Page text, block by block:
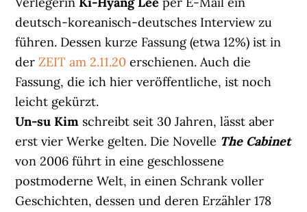
deutsch-koreanisch-deutsches Interview zu
führen. Dessen kurze Fassung (etwa 12%) ist in
derZEIT am 2.11.20 erschienen. Auch die
Fassung, die ich hier veröffentliche, ist noch
leicht gekürzt.
Un-su Kim schreibt seit 30 Jahren, lässt aber
erst vier Werke gelten. Die Novelle The Cabinet
von 2006 führt in eine geschlossene
postmoderne Welt, in einen Schrank voller
Geschichten, dessen und deren Erzähler 178